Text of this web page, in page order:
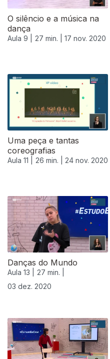
O silêncio e a música na
dança
Aula 9 | 27 min. | 17 nov. 2020
Uma peça e tantas
coreografias
Aula 11 | 26 min. | 24 nov. 2020
508430
Danças do Mundo
Aula 13 |
27 min. |
03 dez. 2020